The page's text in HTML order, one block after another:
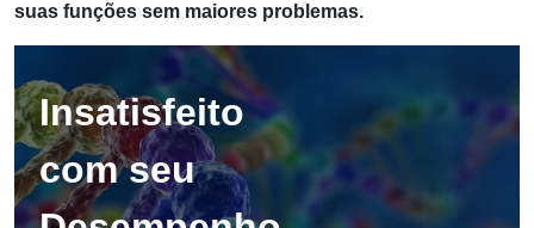
suas funções sem maiores problemas.
Insatisfeito
com seu